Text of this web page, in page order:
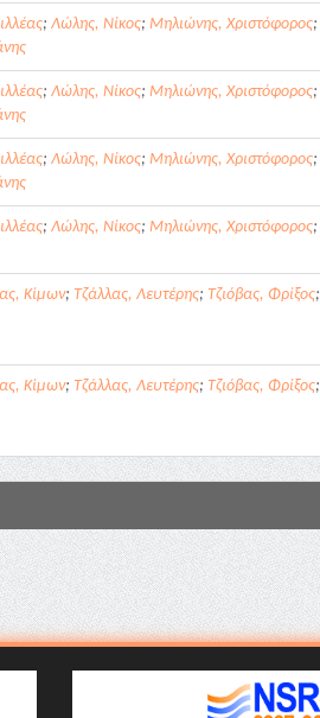
; Λώλης, Νίκος; Μηλιώνης, Χριστόφορος;
; Λώλης, Νίκος; Μηλιώνης, Χριστόφορος;
; Λώλης, Νίκος; Μηλιώνης, Χριστόφορος;
; Λώλης, Νίκος; Μηλιώνης, Χριστόφορος;
Κίμων; Τζάλλας, Λευτέρης; Τζιόβας, Φρίξος;
Κίμων; Τζάλλας, Λευτέρης; Τζιόβας, Φρίξος;